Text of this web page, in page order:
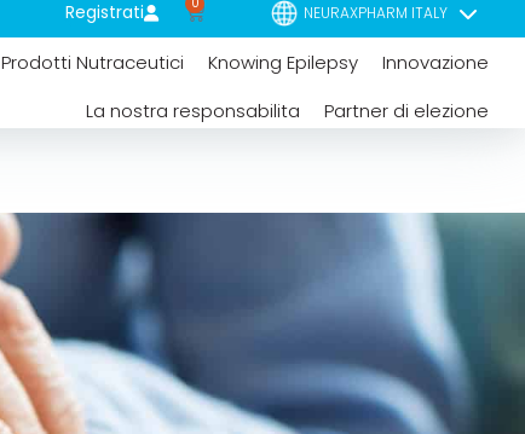
Registrati NEURAXPHARM ITALY
Prodotti Nutraceutici Knowing Epilepsy
Innovazione
La nostra responsabilita
Partner di elezione